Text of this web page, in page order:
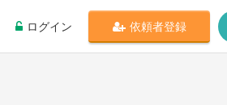
ログイン 依頼者登録